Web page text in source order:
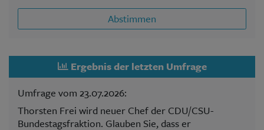
Abstimmen
Ergebnis der letzten Umfrage
Umfrage vom 23.07.2026:
Thorsten Frei wird neuer Chef der CDU/CSU-
Bundestagsfraktion. Glauben Sie, dass er